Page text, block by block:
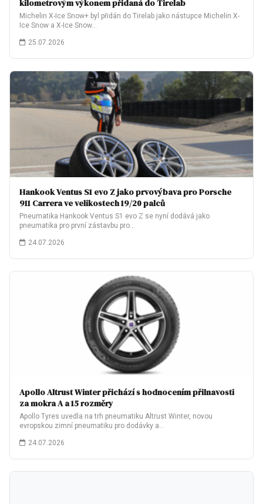
kilometrovým výkonem přidaná do Tirelab
Michelin X-Ice Snow+ byl přidán do Tirelab jako nástupce Michelin X-
Ice Snow a X-Ice Snow…
25.07.2026
Hankook Ventus S1 evo Z jako prvovýbava pro Porsche
911 Carrera ve velikostech 19/20 palců
Pneumatika Hankook Ventus S1 evo Z se nyní dodává jako
pneumatika pro první zástavbu pro…
24.07.2026
Apollo Altrust Winter přichází s hodnocením přilnavosti
za mokra A a 15 rozměry
Apollo Tyres uvedla na trh pneumatiku Altrust Winter, novou
evropskou zimní pneumatiku pro dodávky a…
24.07.2026